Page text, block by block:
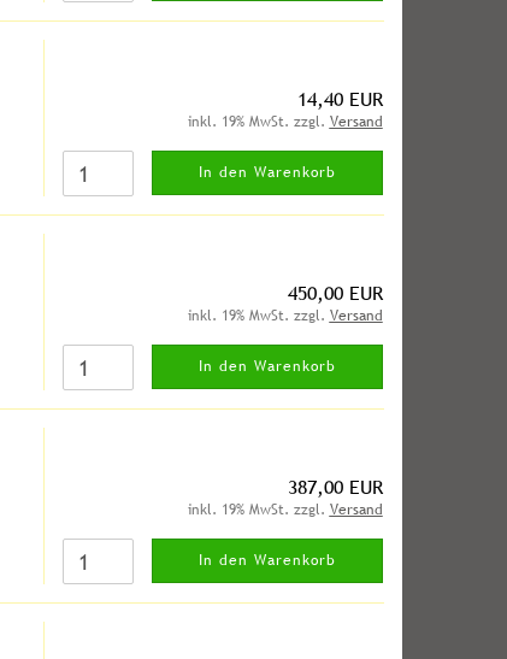
14,40 EUR
inkl. 19% MwSt. zzgl. Versand
In den Warenkorb
450,00 EUR
inkl. 19% MwSt. zzgl. Versand
In den Warenkorb
387,00 EUR
inkl. 19% MwSt. zzgl. Versand
In den Warenkorb